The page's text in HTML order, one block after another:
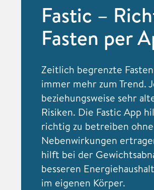
Fastic –
Fasten per
Zeitlich begrenzte
immer mehr zum Trend.
beziehungsweise sehr
Risiken. Die Fastic App
richtig zu betreiben
Nebenwirkungen
hilft bei der
besseren
im eigenen Körper.